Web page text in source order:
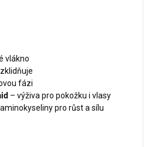
vlákno
fázi
– výživa pro pokožku i vlasy
pro růst a sílu